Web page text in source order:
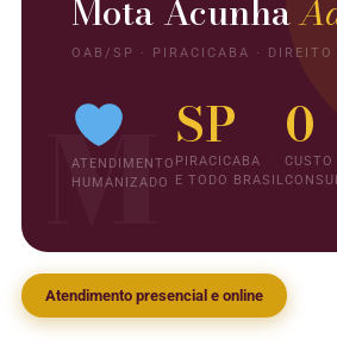
M
Mota Acunha
OAB/SP · PIRACICABA ·
ATENDIMENTO
HUMANIZADO
SP
PIRACICABA
E TODO BRASIL
0
CUSTO
Atendimento presencial e online